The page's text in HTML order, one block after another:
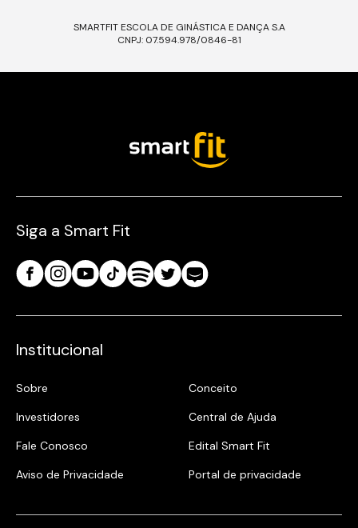
SMARTFIT ESCOLA DE GINÁSTICA E DANÇA S.A
CNPJ: 07.594.978/0846-81
Siga a Smart Fit
Institucional
Sobre
Conceito
Investidores
Central de Ajuda
Fale Conosco
Edital Smart Fit
Aviso de Privacidade
Portal de privacidade